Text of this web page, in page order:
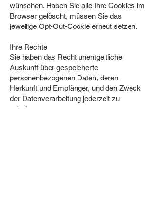
wünschen. Haben Sie alle Ihre Cookies im
Browser gelöscht, müssen Sie das
jeweilige Opt-Out-Cookie erneut setzen.
Ihre Rechte
Sie haben das Recht unentgeltliche
Auskunft über gespeicherte
personenbezogenen Daten, deren
Herkunft und Empfänger, und den Zweck
der Datenverarbeitung jederzeit zu
erhalten.